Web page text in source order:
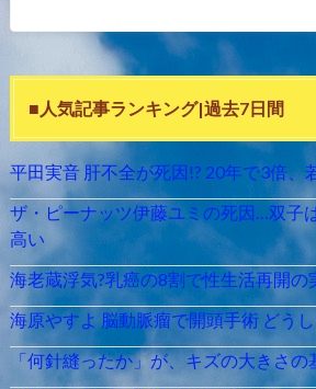
■人気記事ランキング|過去7日間
平田実音 肝不全が死因!? 20年で3倍、
ザ・ピーナッツ伊藤ユミの死因…双子
高い
海老蔵浮気?乳癌の8割で性生活再開の
海原やすよ 脳動脈瘤で開頭手術 どうし
「何針縫ったか」が、キズの大きさ